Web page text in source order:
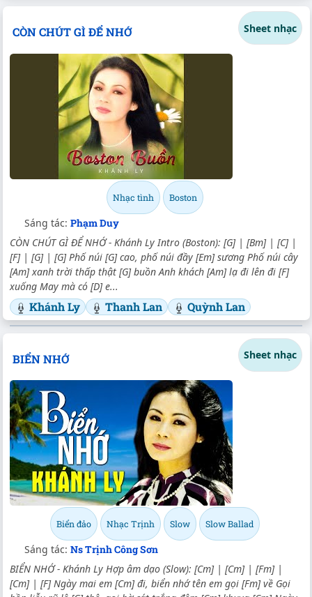
CÒN CHÚT GÌ ĐỂ NHỚ Sheet nhạc
Nhạc tình Boston
Sáng tác: Phạm Duy
CÒN CHÚT GÌ ĐỂ NHỚ - Khánh Ly Intro (Boston): [G] | [Bm] | [C] |
[F] | [G] | [G] Phố núi [G] cao, phố núi đầy [Em] sương Phố núi cây
[Am] xanh trời thấp thật [G] buồn Anh khách [Am] lạ đi lên đi [F]
xuống May mà có [D] e...
Khánh Ly Thanh Lan Quỳnh Lan
BIỂN NHỚ Sheet nhạc
Biển đảo Nhạc Trịnh Slow Slow Ballad
Sáng tác: Ns Trịnh Công Sơn
BIỂN NHỚ - Khánh Ly Hợp âm dạo (Slow): [Cm] | [Cm] | [Fm] |
[Cm] | [F] Ngày mai em [Cm] đi, biển nhớ tên em gọi [Fm] về Gọi